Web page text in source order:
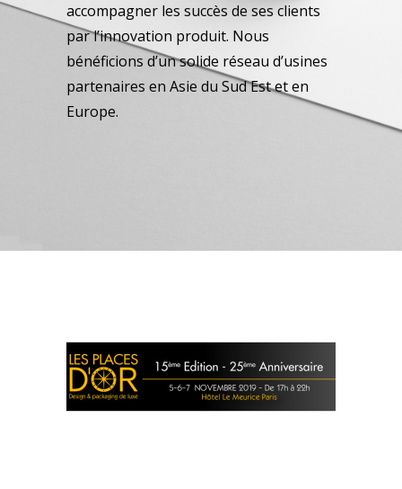
accompagner les succès de ses clients
par l’innovation produit. Nous
bénéficions d’un solide réseau d’usines
partenaires en Asie du Sud Est et en
Europe.